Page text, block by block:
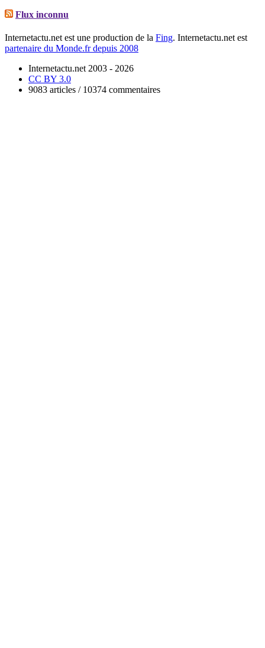
Flux inconnu
Internetactu.net est une production de la Fing. Internetactu.net est
partenaire du Monde.fr depuis 2008
Internetactu.net 2003 - 2026
CC BY 3.0
9083 articles / 10374 commentaires